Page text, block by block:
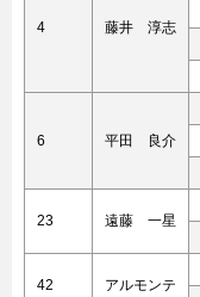
4 藤井 淳志
6 平田 良介
23 遠藤 一星
42 アルモンテ